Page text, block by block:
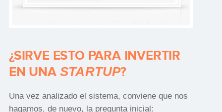
¿SIRVE ESTO PARA INVERTIR
EN UNASTARTUP?
Una vez analizado el sistema, conviene que nos
hagamos, de nuevo, la pregunta inicial: